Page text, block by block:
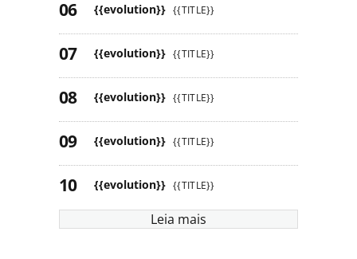
{{evolution}} {{TITLE}}
{{evolution}} {{TITLE}}
{{evolution}} {{TITLE}}
{{evolution}} {{TITLE}}
{{evolution}} {{TITLE}}
Leia mais